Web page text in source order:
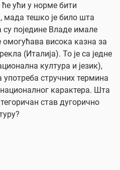
ће ући у норме бити
мада тешко је било шта
поједине Владе имале
омогућава висока казна за
(Италија). То је са једне
култура и језик),
употреба стручних термина
карактера. Шта
став дугорично